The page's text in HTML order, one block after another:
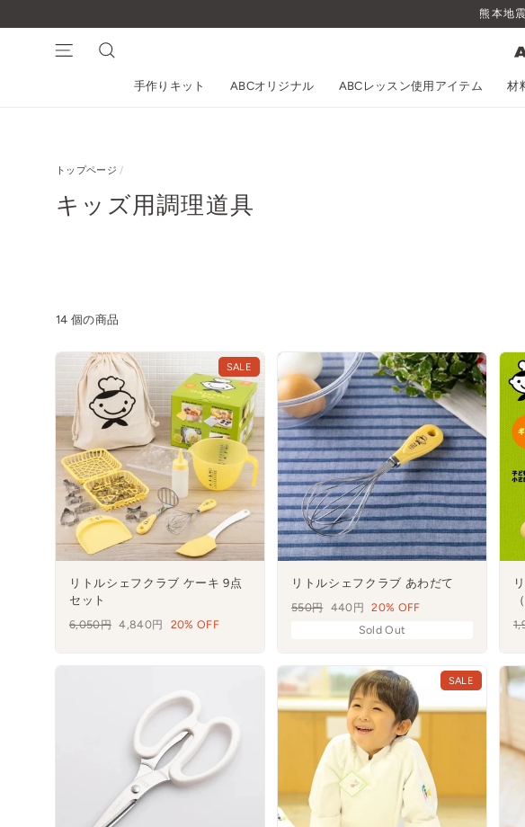
ン
熊本地
手作りキット
ABCオリジナル ABCレッスン使用アイテム 材
トップページ /
キッズ用調理道具
14 個の商品
SALE
リトルシェフクラブ ケーキ 9点
セット
通
6,050円 セ
4,840円 20% OFF
リトルシェフクラブ あわだて
通
550円 セ
440円
20% OFF
Sold Out
通
格
SALE